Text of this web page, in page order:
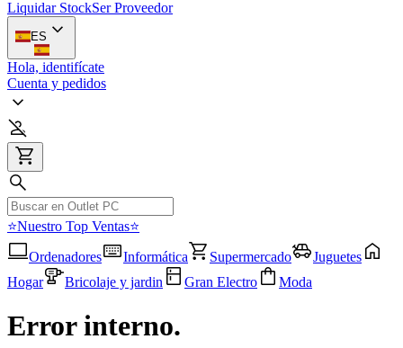
Liquidar StockSer Proveedor
ES
Hola, identifícate
Cuenta y pedidos
⭐Nuestro Top Ventas⭐
Ordenadores
Informática Supermercado
Juguetes
Hogar
Bricolaje y jardin Gran Electro Moda
Error interno.